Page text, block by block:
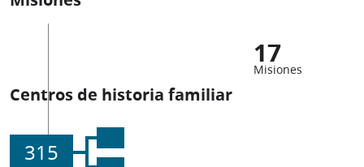
17
Misiones
Centros de historia familiar
315